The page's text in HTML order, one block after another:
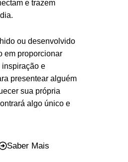
e trazem
ou desenvolvido
em proporcionar
inspiração e
presentear alguém
sua própria
algo único e
Saber Mais